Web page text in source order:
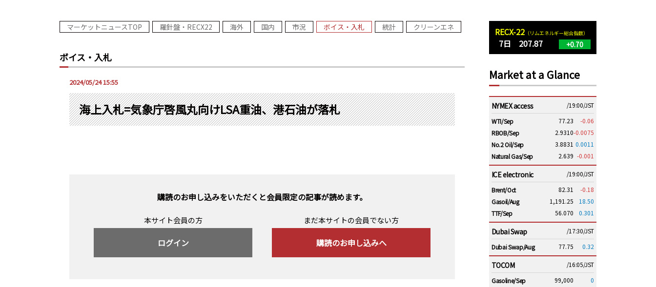
マーケットニュースTOP 羅針盤・RECX22 海外 国内 市況 ボイス・入札 統計 クリーンエネ
ボイス・入札
2024/05/24 15:55
海上入札=気象庁啓風丸向けLSA重油、港石油が落札
購読のお申し込みをいただくと会員限定の記事が読めます。
本サイト会員の方
ログイン
まだ本サイトの会員でない方
購読のお申し込みへ
RECX-22 （リムエネルギー総合指数）
7日 207.87 +0.70
Market at a Glance
NYMEX access
/19:00/JST
WTI/Sep
77.23
-0.06
RBOB/Sep
2.9310-0.0075
No.2 Oil/Sep
3.8831 0.0011
Natural Gas/Sep
2.639 -0.001
ICE electronic
/19:00/JST
Brent/Oct
82.31
-0.18
Gasoil/Aug
1,191.25
18.50
TTF/Sep
56.070 0.301
Dubai Swap
/17:30/JST
Dubai Swap/Aug
77.75 0.32
TOCOM
/16:05/JST
Gasoline/Sep
99,000
0